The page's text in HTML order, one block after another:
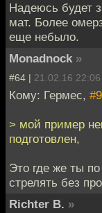
Надеюсь будет
мат. Более
еще небыло.
Monadnock »
#64 | 21.02.16 22:06
Кому: Гермес, #9
> мой пример
подготовлен,
Это где же ты
стрелять без
Richter B. »